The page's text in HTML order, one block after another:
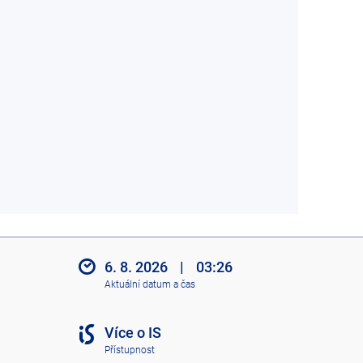
6. 8. 2026 | 03:26
Aktuální datum a čas
Více o IS
Přístupnost